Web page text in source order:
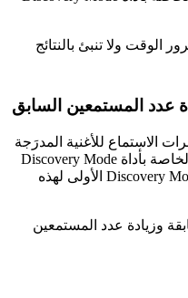
الوقت ولا تنبئ بالنتائج
عدد المستمعين السابق
الاستماع للأغنية المدرَجة
أو عدد المستمعين إليها في القنوات الخاصة بأداة Discovery Mode
منذ آخر 28 يوماً التي سبقت حملة Discovery Mode الأولى لهذه
وزيادة عدد المستمعين